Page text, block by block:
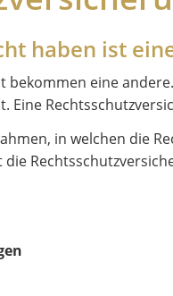
haben ist
bekommen eine
Eine
in welchen die